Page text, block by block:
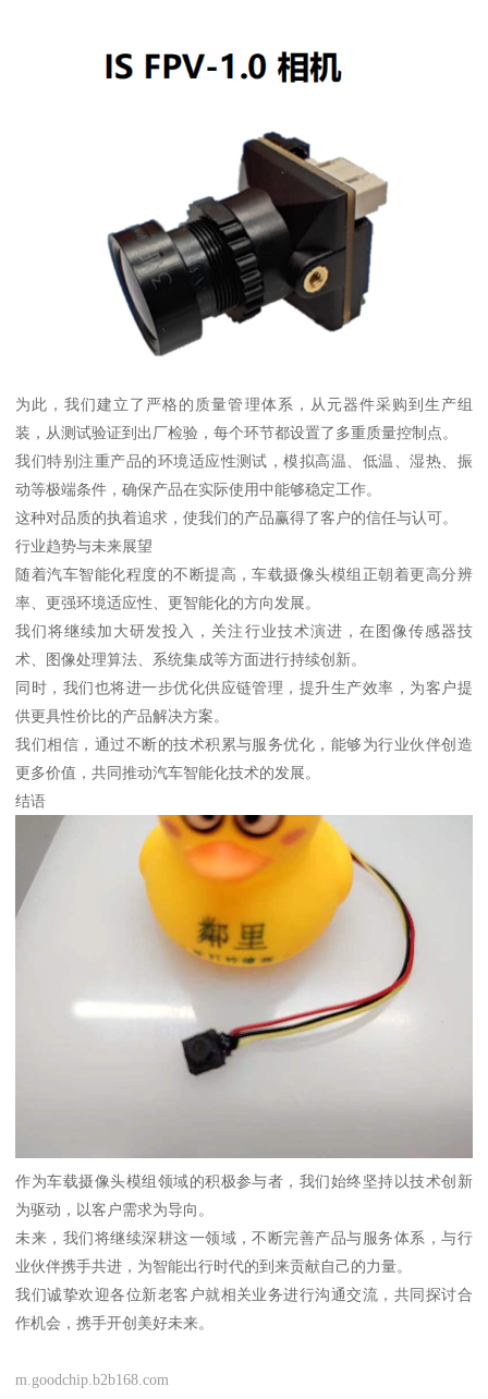
为此，我们建立了严格的质量管理体系，从元器件采购到生产组
装，从测试验证到出厂检验，每个环节都设置了多重质量控制点。
我们特别注重产品的环境适应性测试，模拟高温、低温、湿热、振
动等极端条件，确保产品在实际使用中能够稳定工作。
这种对品质的执着追求，使我们的产品赢得了客户的信任与认可。
行业趋势与未来展望
随着汽车智能化程度的不断提高，车载摄像头模组正朝着更高分辨
率、更强环境适应性、更智能化的方向发展。
我们将继续加大研发投入，关注行业技术演进，在图像传感器技
术、图像处理算法、系统集成等方面进行持续创新。
同时，我们也将进一步优化供应链管理，提升生产效率，为客户提
供更具性价比的产品解决方案。
我们相信，通过不断的技术积累与服务优化，能够为行业伙伴创造
更多价值，共同推动汽车智能化技术的发展。
结语
作为车载摄像头模组领域的积极参与者，我们始终坚持以技术创新
为驱动，以客户需求为导向。
未来，我们将继续深耕这一领域，不断完善产品与服务体系，与行
业伙伴携手共进，为智能出行时代的到来贡献自己的力量。
我们诚挚欢迎各位新老客户就相关业务进行沟通交流，共同探讨合
作机会，携手开创美好未来。
m.goodchip.b2b168.com